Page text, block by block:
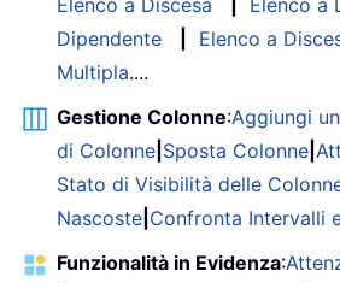
Elenco a Discesa
Elenco a
Dipendente
Elenco a
Multipla....
Gestione Colonne:Aggiungi
di Colonne Sposta Colonne
Stato di Visibilità delle
Nascoste Confronta Intervalli
Funzionalità in Evidenza: